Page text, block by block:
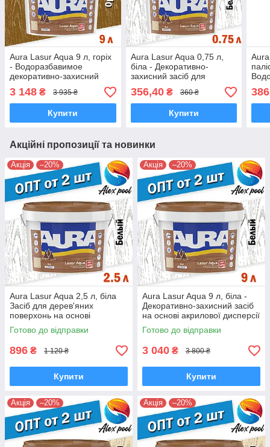
Aura Lasur Aqua 9 л, горіх
- Водоразбавимое
декоративно-захисний
засіб для дерев'яних
поверхонь
3 148 ₴ 3 935 ₴
Купити
Aura Lasur Aqua 0,75 л,
біла - Декоративно-
захисний засіб для
деревини. На основі
акрилової дисперсії
356,40₴ 360 ₴
Купити
Акційні пропозиції та новинки
Акція –20%
Aura Lasur Aqua 2,5 л, біла
Засіб для дерев'яних
поверхонь на основі
акрилової дисперсії з
антисептиком
Готово до відправки
896 ₴ 1 120 ₴
Купити
Акція –20%
Aura Lasur Aqua 9 л, біла -
Декоративно-захисний засіб
на основі акрилової дисперсії
з антисептиком.
Готово до відправки
3 040 ₴ 3 800 ₴
Купити
Акція –20% Акція –20%